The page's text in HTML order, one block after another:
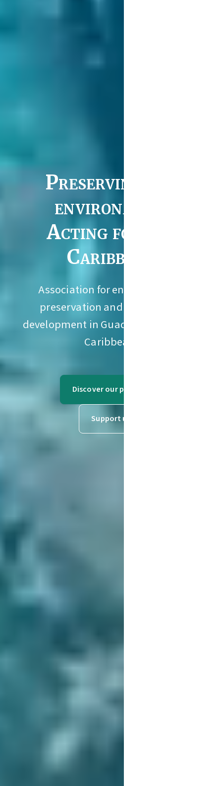
Preserving the
environment
Acting for the
Caribbean
Association for environmental
preservation and sustainable
development in Guadeloupe and the
Caribbean.
Discover our projects
Support us